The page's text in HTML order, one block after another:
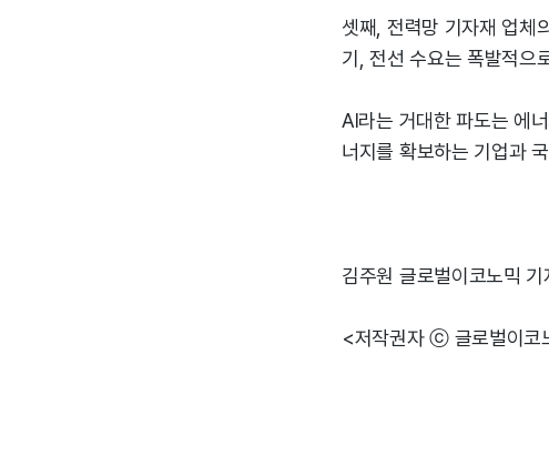
셋째, 전력망 기자재 업체
기, 전선 수요는 폭발적으
AI라는 거대한 파도는 에
너지를 확보하는 기업과
김주원 글로벌이코노믹 기
<저작권자 ⓒ 글로벌이코